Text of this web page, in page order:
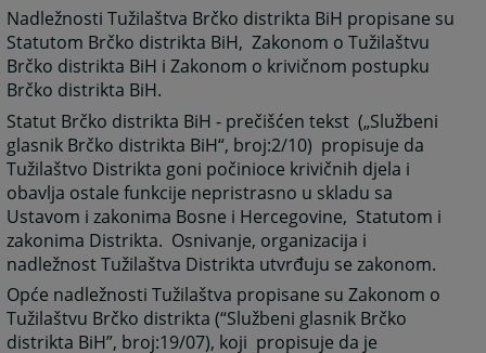
Nadležnosti Tužilaštva Brčko distrikta BiH propisane su
Statutom Brčko distrikta BiH, Zakonom o Tužilaštvu
Brčko distrikta BiH i Zakonom o krivičnom postupku
Brčko distrikta BiH.
Statut Brčko distrikta BiH - prečišćen tekst („Službeni
glasnik Brčko distrikta BiH“, broj:2/10) propisuje da
Tužilaštvo Distrikta goni počinioce krivičnih djela i
obavlja ostale funkcije nepristrasno u skladu sa
Ustavom i zakonima Bosne i Hercegovine, Statutom i
zakonima Distrikta. Osnivanje, organizacija i
nadležnost Tužilaštva Distrikta utvrđuju se zakonom.
Opće nadležnosti Tužilaštva propisane su Zakonom o
Tužilaštvu Brčko distrikta (“Službeni glasnik Brčko
distrikta BiH”, broj:19/07), koji propisuje da je